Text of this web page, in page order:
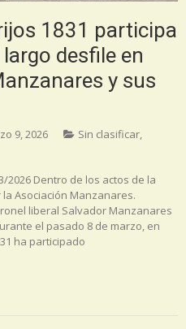
1831 participa
desfile en
y sus
9, 2026 Sin clasificar,
Dentro de los actos de la
Asociación Manzanares.
liberal Salvador Manzanares
el pasado 8 de marzo, en
ha participado